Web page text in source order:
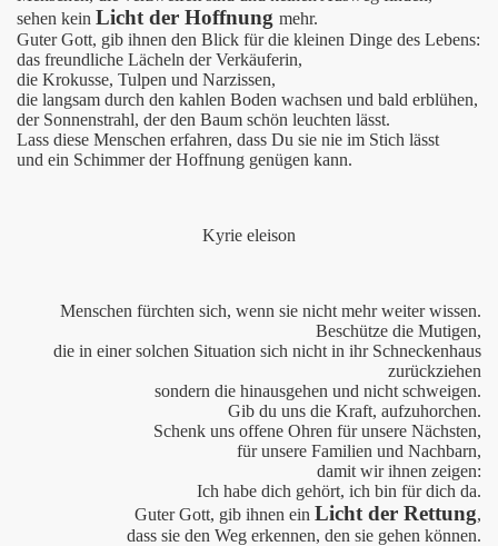
sehen kein Licht der Hoffnung mehr.
Guter Gott, gib ihnen den Blick für die kleinen Dinge des Lebens:
das freundliche Lächeln der Verkäuferin,
die Krokusse, Tulpen und Narzissen,
die langsam durch den kahlen Boden wachsen und bald erblühen,
der Sonnenstrahl, der den Baum schön leuchten lässt.
Lass diese Menschen erfahren, dass Du sie nie im Stich lässt
und ein Schimmer der Hoffnung genügen kann.
Kyrie eleison
Menschen fürchten sich, wenn sie nicht mehr weiter wissen.
Beschütze die Mutigen,
die in einer solchen Situation sich nicht in ihr Schneckenhaus
zurückziehen
sondern die hinausgehen und nicht schweigen.
Gib du uns die Kraft, aufzuhorchen.
Schenk uns offene Ohren für unsere Nächsten,
für unsere Familien und Nachbarn,
damit wir ihnen zeigen:
Ich habe dich gehört, ich bin für dich da.
Guter Gott, gib ihnen ein Licht der Rettung,
dass sie den Weg erkennen, den sie gehen können.